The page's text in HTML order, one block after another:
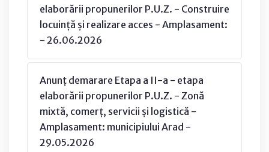
elaborării propunerilor P.U.Z. - Construire
locuință și realizare acces - Amplasament:
- 26.06.2026
Anunț demarare Etapa a II-a - etapa
elaborării propunerilor P.U.Z. - Zonă
mixtă, comerț, servicii și logistică -
Amplasament: municipiului Arad -
29.05.2026